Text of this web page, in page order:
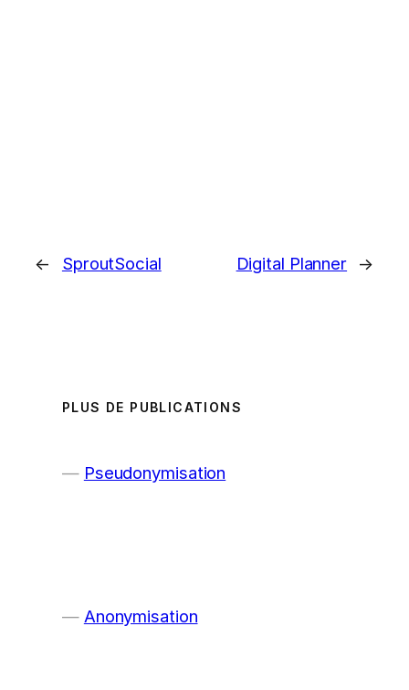
← SproutSocial Digital Planner →
PLUS DE PUBLICATIONS
Pseudonymisation
Anonymisation